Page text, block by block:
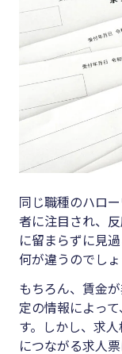
#インボイス
#インボイス制度
#電子帳簿保存法
#集客
#資金調達
#DX
#生産性向上
#採用
#人材育成
#店舗経営
#クラブオフ
#資金調
#DX
#生産性
向上
#採用
#人材育
#店舗経
#クラブ
オフ
同じ職種のハロ
者に注目され、
に留まらずに見
何が違うのでし
もちろん、賃金
定の情報によっ
す。しかし、求
につながる求人